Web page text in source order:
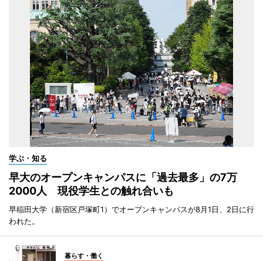
学ぶ・知る
早大のオープンキャンパスに「過去最多」の7万
2000人 現役学生との触れ合いも
早稲田大学（新宿区戸塚町1）でオープンキャンパスが8月1日、2日に行
われた。
暮らす・働く